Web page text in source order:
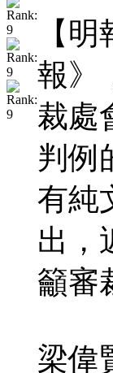
【
報》
裁處
判例
有純
出，
籲審
梁偉